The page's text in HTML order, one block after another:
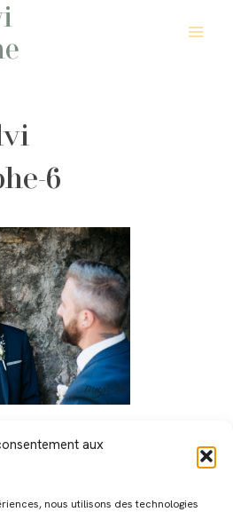
aux
nous utilisons des technologies
6